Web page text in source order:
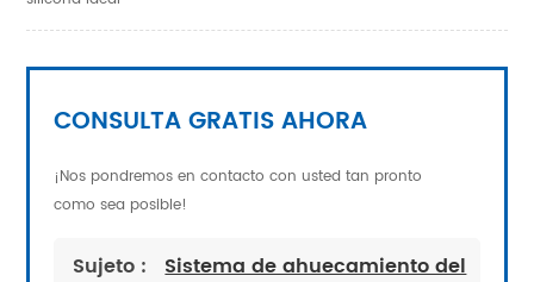
CONSULTA GRATIS AHORA
¡Nos pondremos en contacto con usted tan pronto
como sea posible!
Sujeto :
Sistema de ahuecamiento del